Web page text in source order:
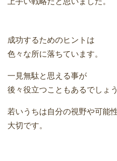
成功するためのヒントは
色々な所に落ちています。
一見無駄と思える事が
後々役立つこともあるでしょう
若いうちは自分の視野や可能
大切です。